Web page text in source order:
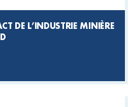
DE L’INDUSTRIE MINIÈRE